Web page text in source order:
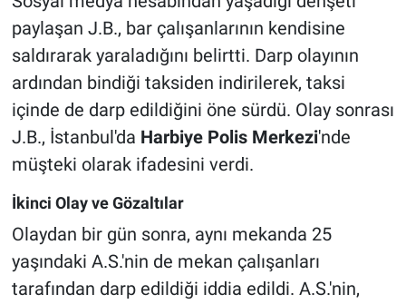
paylaşan J.B., bar çalışanlarının kendisine
saldırarak yaraladığını belirtti. Darp olayının
ardından bindiği taksiden indirilerek, taksi
içinde de darp edildiğini öne sürdü. Olay sonrası
J.B., İstanbul'da Harbiye Polis Merkezi'nde
müşteki olarak ifadesini verdi.
İkinci Olay ve Gözaltılar
Olaydan bir gün sonra, aynı mekanda 25
yaşındaki A.S.'nin de mekan çalışanları
tarafından darp edildiği iddia edildi. A.S.'nin,